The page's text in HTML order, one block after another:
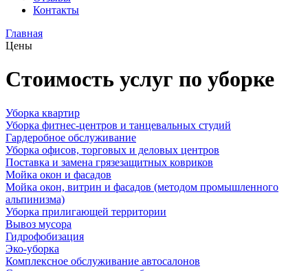
Контакты
Главная
Цены
Стоимость услуг по уборке
Уборка квартир
Уборка фитнес-центров и танцевальных студий
Гардеробное обслуживание
Уборка офисов, торговых и деловых центров
Поставка и замена грязезащитных ковриков
Мойка окон и фасадов
Мойка окон, витрин и фасадов (методом промышленного
альпинизма)
Уборка прилигающей территории
Вывоз мусора
Гидрофобизация
Эко-уборка
Комплексное обслуживание автосалонов